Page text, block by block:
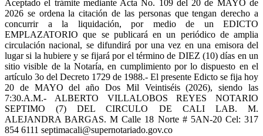
Aceptado el trámite mediante Acta No. 109 del 20 de MAYO de
2026 se ordena la citación de las personas que tengan derecho a
concurrir a la liquidación, por medio de un EDICTO
EMPLAZATORIO que se publicará en un periódico de amplia
circulación nacional, se difundirá por una vez en una emisora del
lugar si la hubiere y se fijará por el término de DIEZ (10) días en un
sitio visible de la Notaría, en cumplimiento por lo dispuesto en el
artículo 3o del Decreto 1729 de 1988.- El presente Edicto se fija hoy
20 de MAYO del año Dos Mil Veintiséis (2026), siendo las
7:30.A.M.- ALBERTO VILLALOBOS REYES NOTARIO
SEPTIMO (7) DEL CIRCULO DE CALI LAB. M.
ALEJANDRA BARGAS. M Calle 18 Norte # 5AN-20 Cel: 317
854 6111 septimacali@supernotariado.gov.co